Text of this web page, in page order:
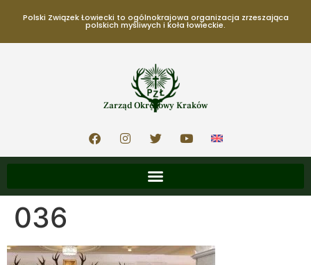
Polski Związek Łowiecki to ogólnokrajowa organizacja zrzeszająca
polskich myśliwych i koła łowieckie.
Zarząd Okręgowy Kraków
036